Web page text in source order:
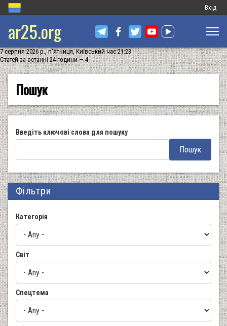
Меню
запису
Вхід
ar25.org
7 серпня 2026 р., п'ятниця, Київський час 21:23
Статей за останні 24 години — 4
Пошук
Введіть ключові слова для пошуку
Фільтри
Категорія
Світ
Спецтема